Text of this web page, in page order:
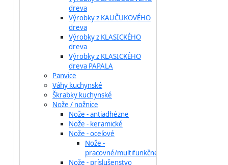
dreva
Výrobky z KAUČUKOVÉHO
dreva
Výrobky z KLASICKÉHO
dreva
Výrobky z KLASICKÉHO
dreva PAPALA
Panvice
Váhy kuchynské
Škrabky kuchynské
Nože / nožnice
Nože - antiadhézne
Nože - keramické
Nože - oceľové
Nože -
pracovné/multifunkčné
Nože - príslušenstvo